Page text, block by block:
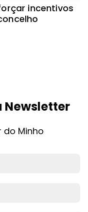
incentivos
Newsletter
do Minho